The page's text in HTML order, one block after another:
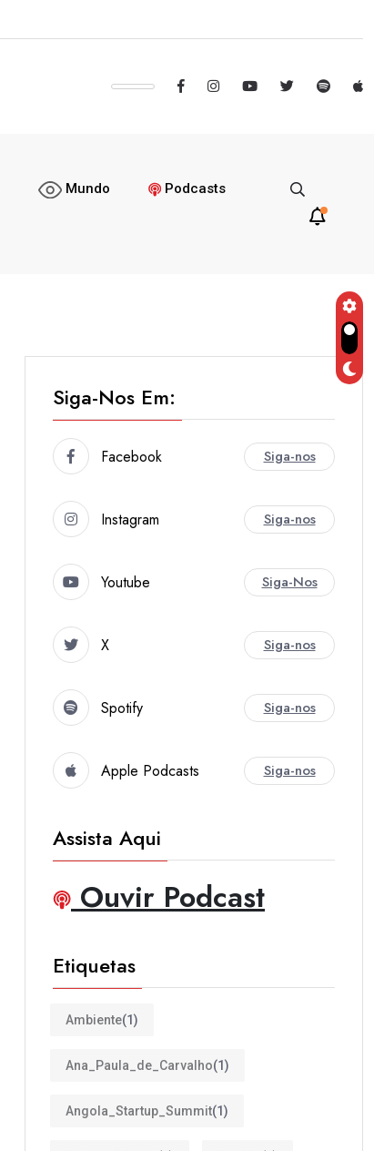
Mundo Podcasts
Siga-Nos Em:
Facebook Siga-nos
Instagram Siga-nos
Youtube Siga-Nos
X Siga-nos
Spotify Siga-nos
Apple Podcasts Siga-nos
Assista Aqui
Ouvir Podcast
Etiquetas
Ambiente(1)
Ana_Paula_de_Carvalho(1)
Angola_Startup_Summit(1)